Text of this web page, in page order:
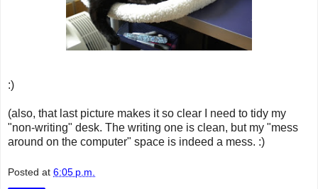
:)
(also, that last picture makes it so clear I need to tidy my
"non-writing" desk. The writing one is clean, but my "mess
around on the computer" space is indeed a mess. :)
Posted at 6:05 p.m.